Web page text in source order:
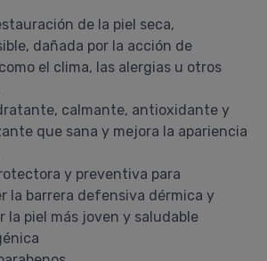
de la piel seca,
dañada por la acción de
el clima, las alergias u otros
calmante, antioxidante y
que sana y mejora la apariencia
y preventiva para
la barrera defensiva dérmica y
la piel más joven y saludable